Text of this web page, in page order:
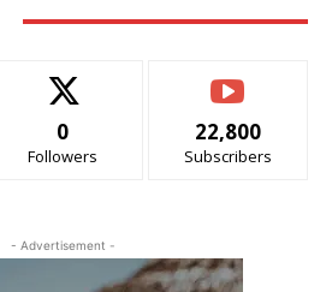
0
Followers
22,800
Subscribers
- Advertisement -